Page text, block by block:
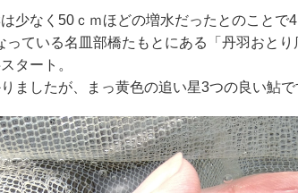
少なく50ｃｍほどの増水だったとのことで4
っている名皿部橋たもとにある「丹羽おと
タート。
ましたが、まっ黄色の追い星3つの良い鮎で